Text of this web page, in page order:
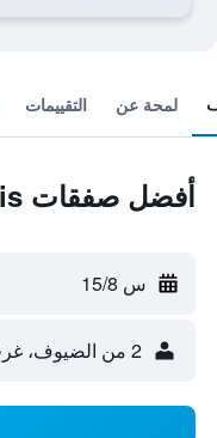
لمحة عن التقييمات
أفضل صفقات Hotel Gemeente Huis
س 15/8
2 من الضيوف، غرفة واحدة